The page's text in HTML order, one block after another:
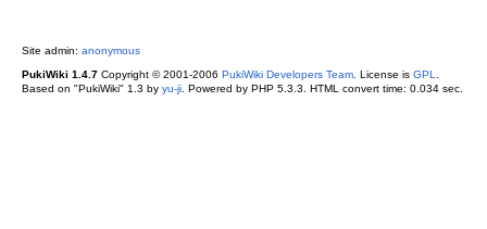
Site admin: anonymous
PukiWiki 1.4.7Copyright © 2001-2006 PukiWiki Developers Team. License is GPL
Based on "PukiWiki" 1.3 by yu-ji. Powered by PHP 5.3.3. HTML convert time: 0.034 sec.